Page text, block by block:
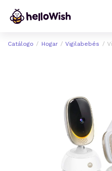
Catálogo Hogar Vigilabebés